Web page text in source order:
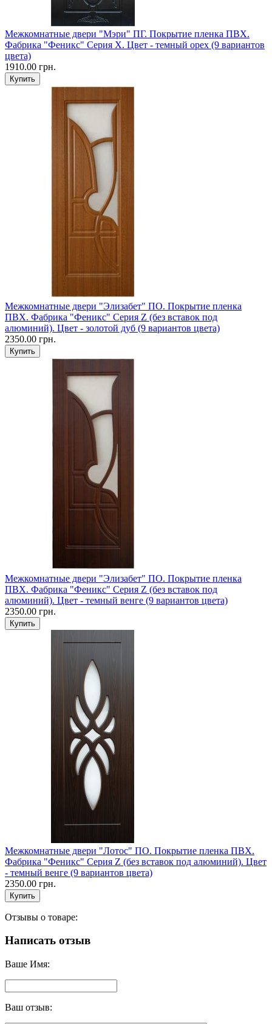
Межкомнатные двери "Мэри" ПГ. Покрытие пленка ПВХ.
Фабрика "Феникс" Серия Х. Цвет - темный орех (9 вариантов
цвета)
1910.00 грн.
Межкомнатные двери "Элизабет" ПО. Покрытие пленка
ПВХ. Фабрика "Феникс" Серия Z (без вставок под
алюминий). Цвет - золотой дуб (9 вариантов цвета)
2350.00 грн.
Межкомнатные двери "Элизабет" ПО. Покрытие пленка
ПВХ. Фабрика "Феникс" Серия Z (без вставок под
алюминий). Цвет - темный венге (9 вариантов цвета)
2350.00 грн.
Межкомнатные двери "Лотос" ПО. Покрытие пленка ПВХ.
Фабрика "Феникс" Серия Z (без вставок под алюминий). Цвет
- темный венге (9 вариантов цвета)
2350.00 грн.
Отзывы о товаре:
Написать отзыв
Ваше Имя:
Ваш отзыв: